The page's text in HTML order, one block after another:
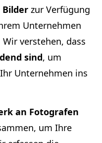
zur Verfügung
Unternehmen
verstehen, dass
sind, um
Unternehmen ins
an Fotografen
um Ihre